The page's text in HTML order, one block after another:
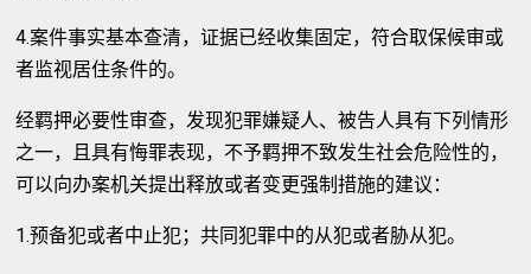
4.案件事实基本查清，证据已经收集固定，符合取保候审或
者监视居住条件的。
经羁押必要性审查，发现犯罪嫌疑人、被告人具有下列情形
之一，且具有悔罪表现，不予羁押不致发生社会危险性的，
可以向办案机关提出释放或者变更强制措施的建议：
1.预备犯或者中止犯；共同犯罪中的从犯或者胁从犯。